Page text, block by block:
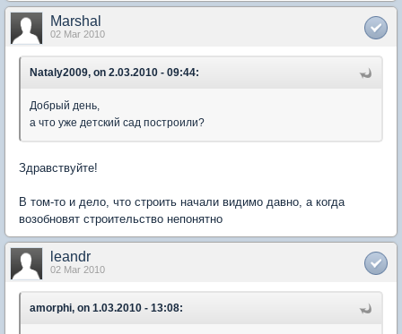
Marshal
02 Mar 2010
Nataly2009, on 2.03.2010 - 09:44:
Добрый день,
а что уже детский сад построили?
Здравствуйте!
В том-то и дело, что строить начали видимо давно, а когда
возобновят строительство непонятно
leandr
02 Mar 2010
amorphi, on 1.03.2010 - 13:08: